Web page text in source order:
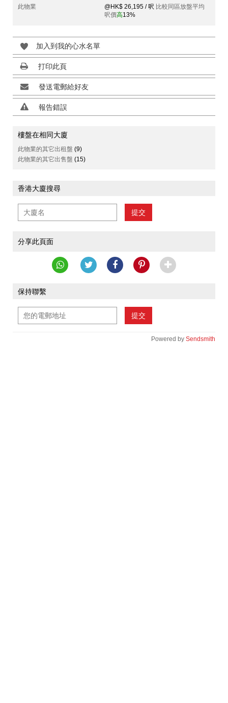
此物業
@HK$ 26,195 / 呎 比較同區放盤平均
呎價高13%
加入到我的心水名單
打印此頁
發送電郵給好友
報告錯誤
樓盤在相同大廈
此物業的其它出租盤 (9)
此物業的其它出售盤 (15)
香港大廈搜尋
提交
分享此頁面
保持聯繫
提交
Powered by Sendsmith